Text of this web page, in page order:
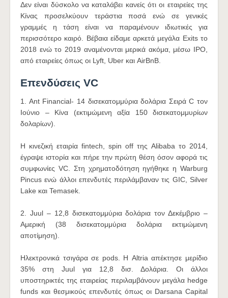
Δεν είναι δύσκολο να καταλάβει κανείς ότι οι εταιρείες της
Κίνας προσελκύουν τεράστια ποσά ενώ σε γενικές
γραμμές η τάση είναι να παραμένουν ιδιωτικές για
περισσότερο καιρό. Βέβαια είδαμε αρκετά μεγάλα Exits το
2018 ενώ το 2019 αναμένονται μερικά ακόμα, μέσω IPO,
από εταιρείες όπως οι Lyft, Uber και AirBnB.
Επενδύσεις VC
1. Ant Financial- 14 δισεκατομμύρια δολάρια Σειρά C τον
Ιούνιο – Κίνα (εκτιμώμενη αξία 150 δισεκατομμυρίων
δολαρίων).
Η κινεζική εταιρία fintech, spin off της Alibaba το 2014,
έγραψε ιστορία και πήρε την πρώτη θέση όσον αφορά τις
συμφωνίες VC. Στη χρηματοδότηση ηγήθηκε η Warburg
Pincus ενώ άλλοι επενδυτές περιλάμβαναν τις GIC, Silver
Lake και Temasek.
2. Juul – 12,8 δισεκατομμύρια δολάρια τον Δεκέμβριο –
Αμερική (38 δισεκατομμύρια δολάρια εκτιμώμενη
αποτίμηση).
Ηλεκτρονικά τσιγάρα σε pods. Η Altria απέκτησε μερίδιο
35% στη Juul για 12,8 δισ. Δολάρια. Οι άλλοι
υποστηρικτές της εταιρείας περιλαμβάνουν μεγάλα hedge
funds και θεσμικούς επενδυτές όπως οι Darsana Capital